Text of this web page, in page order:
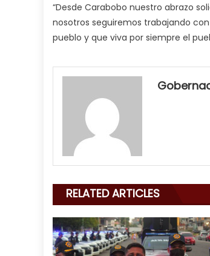
“Desde Carabobo nuestro abrazo
nosotros seguiremos trabajando
pueblo y que viva por siempre el
my
neighbor
his
cum,
smith
is
a
RELATED ARTICLES